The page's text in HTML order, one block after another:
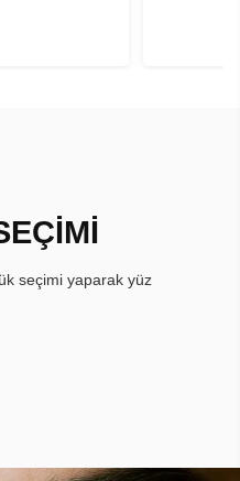
seçimi yaparak yüz